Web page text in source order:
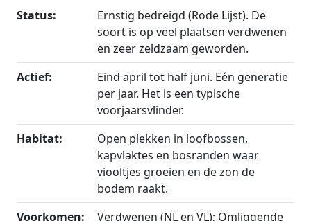
Status:
Ernstig bedreigd (Rode Lijst). De
soort is op veel plaatsen verdwenen
en zeer zeldzaam geworden.
Actief:
Eind april tot half juni. Eén generatie
per jaar. Het is een typische
voorjaarsvlinder.
Habitat:
Open plekken in loofbossen,
kapvlaktes en bosranden waar
viooltjes groeien en de zon de
bodem raakt.
Voorkomen:
Verdwenen (NL en VL); Omliggende